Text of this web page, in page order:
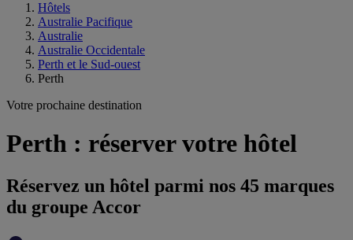
Hôtels
Australie Pacifique
Australie
Australie Occidentale
Perth et le Sud-ouest
Perth
Votre prochaine destination
Perth : réserver votre hôtel
Réservez un hôtel parmi nos 45 marques
du groupe Accor